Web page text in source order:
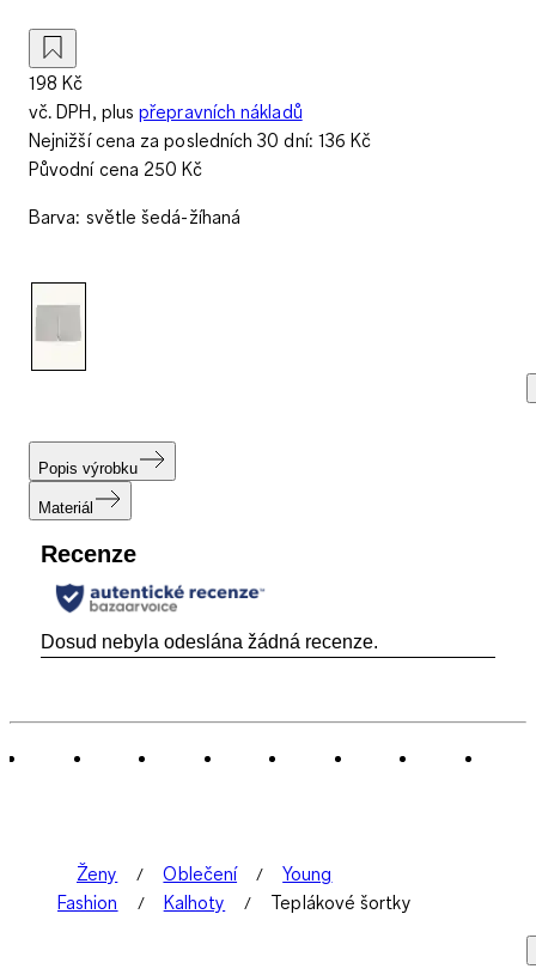
198 Kč
vč. DPH, plus přepravních nákladů
Nejnižší cena za posledních 30 dní: 136 Kč
Původní cena 250 Kč
Barva: světle šedá-žíhaná
Popis výrobku
Materiál
Recenze
Dosud nebyla odeslána žádná recenze.
Ženy Oblečení
Young
Fashion
Kalhoty Teplákové šortky